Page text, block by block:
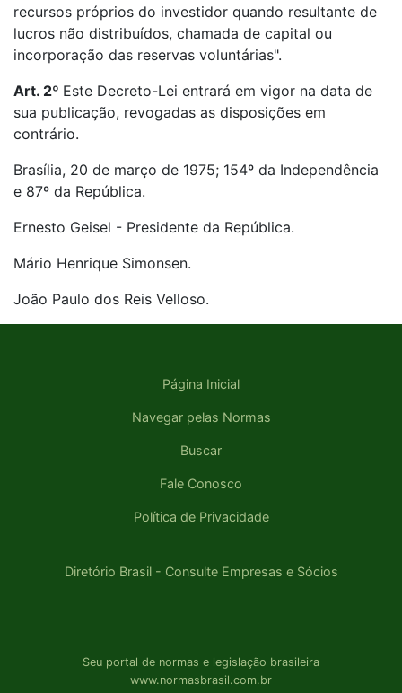
recursos próprios do investidor quando resultante de
lucros não distribuídos, chamada de capital ou
incorporação das reservas voluntárias".
Art. 2º Este Decreto-Lei entrará em vigor na data de
sua publicação, revogadas as disposições em
contrário.
Brasília, 20 de março de 1975; 154º da Independência
e 87º da República.
Ernesto Geisel - Presidente da República.
Mário Henrique Simonsen.
João Paulo dos Reis Velloso.
Página Inicial
Navegar pelas Normas
Buscar
Fale Conosco
Política de Privacidade
Diretório Brasil - Consulte Empresas e Sócios
Seu portal de normas e legislação brasileira
www.normasbrasil.com.br